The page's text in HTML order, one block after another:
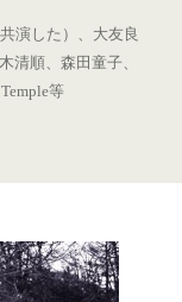
演した）、大友良
清順、森田童子、
等